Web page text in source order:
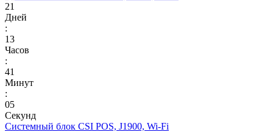
21
Дней
:
13
Часов
:
41
Минут
:
04
Секунд
Системный блок CSI POS, J1900, Wi-Fi